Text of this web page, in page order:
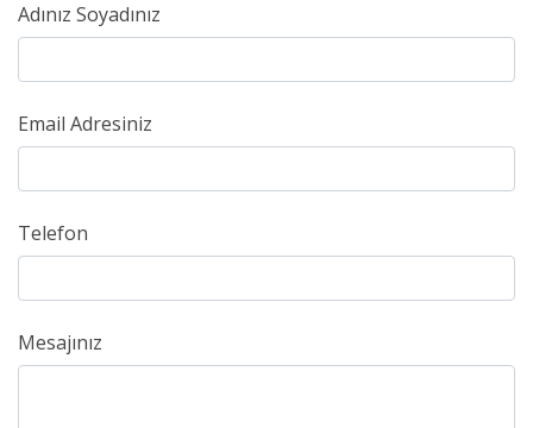
Adınız Soyadınız
Email Adresiniz
Telefon
Mesajınız